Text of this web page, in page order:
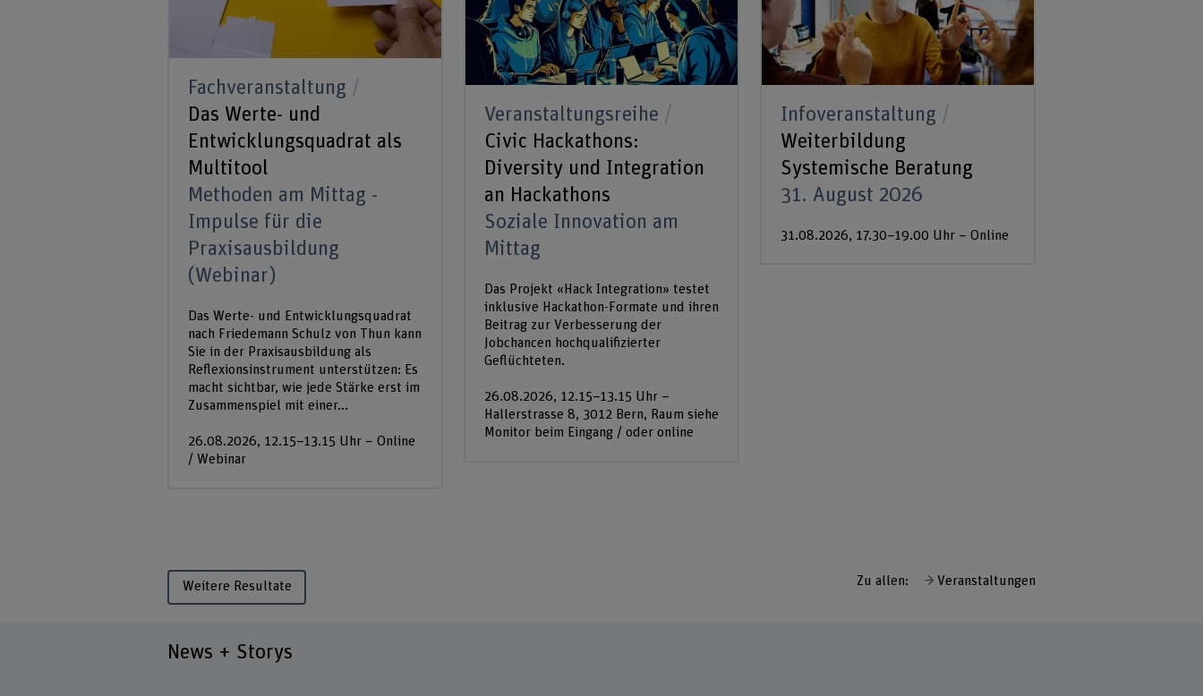
Fachveranstaltung
Das Werte- und
Entwicklungsquadrat als
Multitool
Methoden am Mittag -
Impulse für die
Praxisausbildung
(Webinar)
Das Werte- und Entwicklungsquadrat
nach Friedemann Schulz von Thun kann
Sie in der Praxisausbildung als
Reflexionsinstrument unterstützen: Es
macht sichtbar, wie jede Stärke erst im
Zusammenspiel mit einer...
26.08.2026, 12.15–13.15 Uhr – Online
/ Webinar
Veranstaltungsreihe
Civic Hackathons:
Diversity und Integration
an Hackathons
Soziale Innovation am
Mittag
Das Projekt «Hack Integration» testet
inklusive Hackathon-Formate und ihren
Beitrag zur Verbesserung der
Jobchancen hochqualifizierter
Geflüchteten.
26.08.2026, 12.15–13.15 Uhr –
Hallerstrasse 8, 3012 Bern, Raum siehe
Monitor beim Eingang / oder online
Infoveranstaltung
Weiterbildung
Systemische Beratung
31. August 2026
31.08.2026, 17.30–19.00 Uhr – Online
Weitere Resultate Zu allen: Veranstaltungen
News + Storys